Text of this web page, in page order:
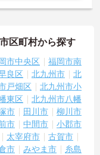
区町村から探す
市中央区
福岡市南
良区 北九州市
北
戸畑区
北九州市小
東区
北九州市八幡
市 田川市
柳川市
市 中間市
小郡市
太宰府市
古賀市
市 みやま市
糸島